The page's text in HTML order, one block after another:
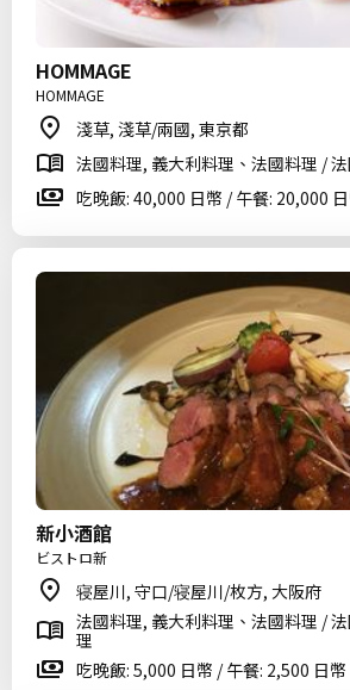
HOMMAGE
HOMMAGE
淺草, 淺草/兩國, 東京都
法國料理, 義大利料理、法國料理 /
吃晚飯: 40,000 日幣 / 午餐: 20,000
新小酒館
ビストロ新
寝屋川, 守口/寝屋川/枚方, 大阪府
法國料理, 義大利料理、法國料理 /
理
吃晚飯: 5,000 日幣 / 午餐: 2,500 日幣